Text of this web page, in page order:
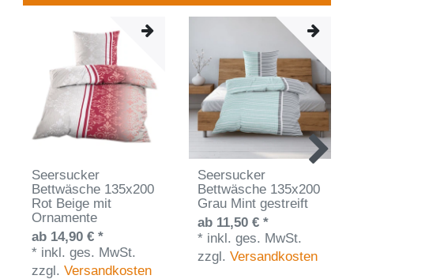
Seersucker
Bettwäsche 135x200
Rot Beige mit
Ornamente
ab 14,90 € *
* inkl. ges. MwSt.
zzgl. Versandkosten
Seersucker
Bettwäsche 135x200
Grau Mint gestreift
ab 11,50 € *
* inkl. ges. MwSt.
zzgl. Versandkosten